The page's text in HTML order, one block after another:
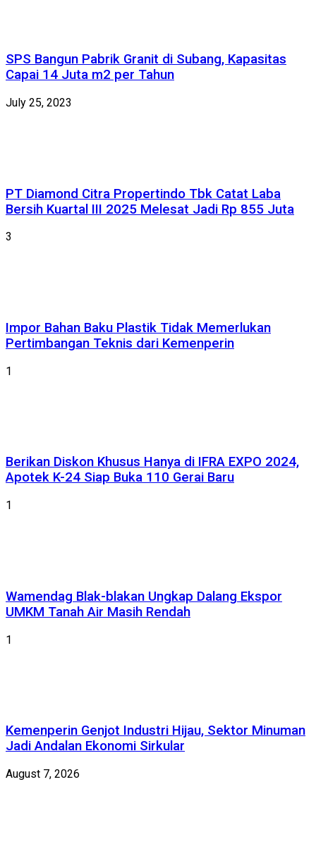
SPS Bangun Pabrik Granit di Subang, Kapasitas
Capai 14 Juta m2 per Tahun
July 25, 2023
PT Diamond Citra Propertindo Tbk Catat Laba
Bersih Kuartal III 2025 Melesat Jadi Rp 855 Juta
3
Impor Bahan Baku Plastik Tidak Memerlukan
Pertimbangan Teknis dari Kemenperin
1
Berikan Diskon Khusus Hanya di IFRA EXPO 2024,
Apotek K-24 Siap Buka 110 Gerai Baru
1
Wamendag Blak-blakan Ungkap Dalang Ekspor
UMKM Tanah Air Masih Rendah
1
Kemenperin Genjot Industri Hijau, Sektor Minuman
Jadi Andalan Ekonomi Sirkular
August 7, 2026